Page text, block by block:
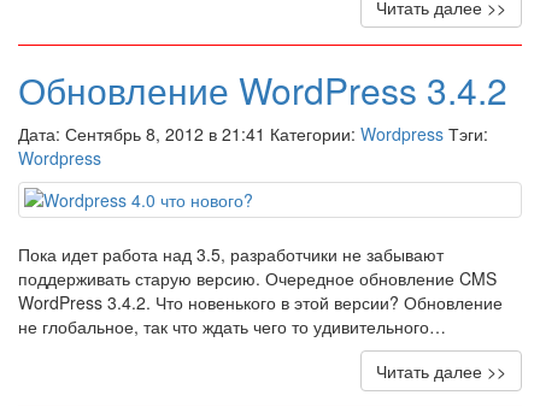
Читать далее >>
Обновление WordPress 3.4.2
Дата: Сентябрь 8, 2012 в 21:41 Категории: Wordpress Тэги:
Wordpress
Пока идет работа над 3.5, разработчики не забывают
поддерживать старую версию. Очередное обновление CMS
WordPress 3.4.2. Что новенького в этой версии? Обновление
не глобальное, так что ждать чего то удивительного…
Читать далее >>